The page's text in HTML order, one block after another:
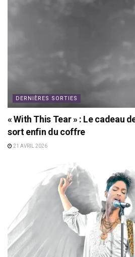
DERNIÈRES SORTIES
« With This Tear » : Le cadeau
sort enfin du coffre
21 AVRIL 2026